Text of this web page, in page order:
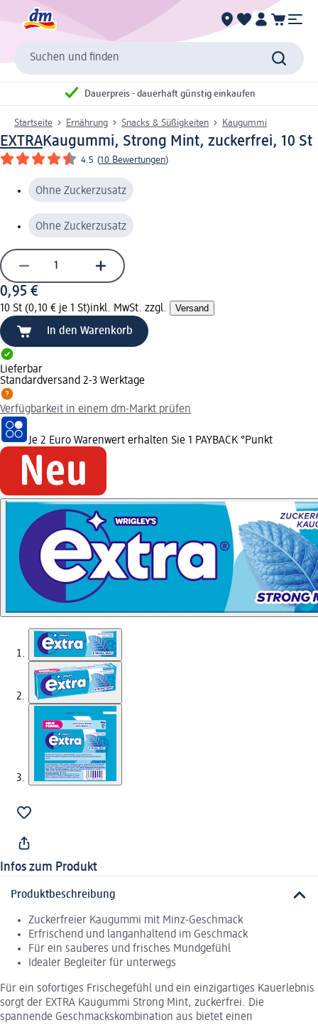
Suchen und finden
Dauerpreis - dauerhaft günstig einkaufen
Startseite Ernährung Snacks & Süßigkeiten Kaugummi
EXTRAKaugummi, Strong Mint, zuckerfrei, 10 St
4.5 (10 Bewertungen)
Ohne Zuckerzusatz
Ohne Zuckerzusatz
0,95 €
10 St (0,10 € je 1 St)inkl. MwSt. zzgl. Versand
In den Warenkorb
Lieferbar
Standardversand 2-3 Werktage
Verfügbarkeit in einem dm-Markt prüfen
Je 2 Euro Warenwert erhalten Sie 1 PAYBACK °Punkt
Infos zum Produkt
Produktbeschreibung
Zuckerfreier Kaugummi mit Minz-Geschmack
Erfrischend und langanhaltend im Geschmack
Für ein sauberes und frisches Mundgefühl
Idealer Begleiter für unterwegs
Für ein sofortiges Frischegefühl und ein einzigartiges Kauerlebnis
sorgt der EXTRA Kaugummi Strong Mint, zuckerfrei. Die
spannende Geschmackskombination aus bietet einen